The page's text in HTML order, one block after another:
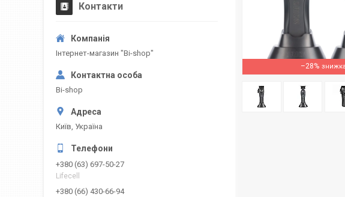
–28%
Контакти
Інтернет-магазин "Bi-shop"
Bi-shop
Київ, Україна
+380 (63) 697-50-27
Lifecell
+380 (66) 430-66-94